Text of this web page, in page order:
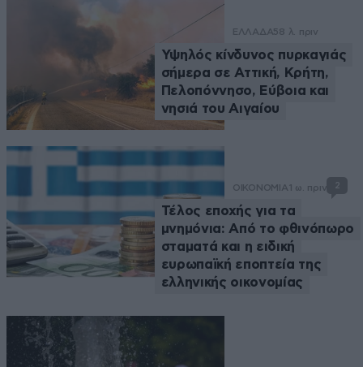
ΕΛΛΑΔΑ58 λ. πριν
Υψηλός κίνδυνος πυρκαγιάς
σήμερα σε Αττική, Κρήτη,
Πελοπόννησο, Εύβοια και
νησιά του Αιγαίου
ΟΙΚΟΝΟΜΙΑ 1 ω. πριν 2
Τέλος εποχής για τα
μνημόνια: Από το φθινόπωρο
σταματά και η ειδική
ευρωπαϊκή εποπτεία της
ελληνικής οικονομίας